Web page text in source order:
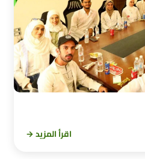
اقرأ المزيد →